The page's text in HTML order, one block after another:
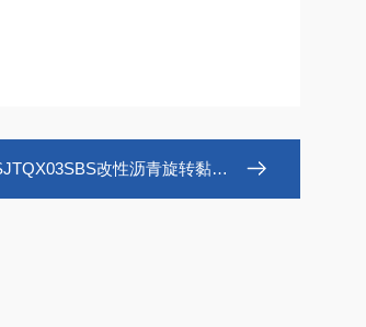
改性沥青旋转黏度试验粘度计